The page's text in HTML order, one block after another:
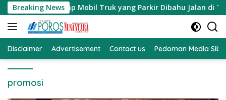
Langsung
ke
konten
Breaking NewsMobil Truk yang Parkir Dibahu Jalan di Tol CSI
Disclaimer Advertisement Contact us Pedoman Media
promosi